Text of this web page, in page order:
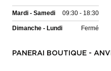
Mardi - Samedi 09:30 - 18:30
Dimanche - Lundi Fermé
PANERAI BOUTIQUE -